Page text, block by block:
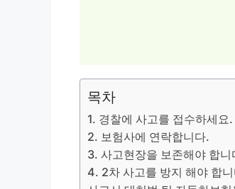
목차
1. 경찰에 사고를 접수하세요.
2. 보험사에 연락합니다.
3. 사고현장을 보존해야 합니
4. 2차 사고를 방지 해야 합